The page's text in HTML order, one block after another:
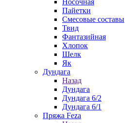
Пайетки
Смесовые составы
Твид
Фантазийная
Хлопок
Шелк
Як
Дундага
Назад
Дундага
Дундага 6/2
Дундага 6/1
Пряжа Feza